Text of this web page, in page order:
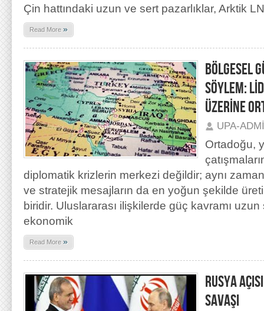
Çin hattındaki uzun ve sert pazarlıklar, Arktik
Read More »
BÖLGESEL
SÖYLEM:
ÜZERİNE
UPA-
Ortadoğu,
diplomatik krizlerin merkezi değildir; aynı
ve stratejik mesajların da en yoğun şekilde
biridir. Uluslararası ilişkilerde güç kavramı
ekonomik
Read More »
RUSYA
SAVAŞI